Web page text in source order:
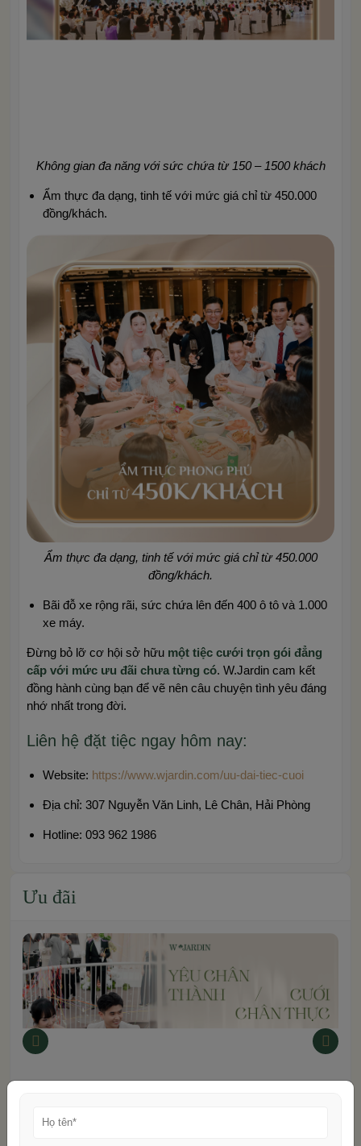
Không gian đa năng với sức chứa từ 150 – 1500 khách
Ẩm thực đa dạng, tinh tế với mức giá chỉ từ 450.000
đồng/khách.
Ẩm thực đa dạng, tinh tế với mức giá chỉ từ 450.000
đồng/khách.
Bãi đỗ xe rộng rãi, sức chứa lên đến 400 ô tô và 1.000
xe máy.
Đừng bỏ lỡ cơ hội sở hữu một tiệc cưới trọn gói đẳng
cấp với mức ưu đãi chưa từng có. W.Jardin cam kết
đồng hành cùng bạn để vẽ nên câu chuyện tình yêu đáng
nhớ nhất trong đời.
Liên hệ đặt tiệc ngay hôm nay:
Website: https://www.wjardin.com/uu-dai-tiec-cuoi
Địa chỉ: 307 Nguyễn Văn Linh, Lê Chân, Hải Phòng
Hotline: 093 962 1986
Ưu đãi